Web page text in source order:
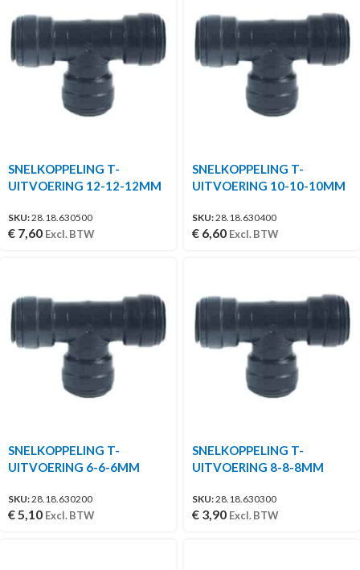
SNELKOPPELING T-
UITVOERING 12-12-12MM
SKU:28.18.630500
€ 7,60 Excl. BTW
SNELKOPPELING T-
UITVOERING 10-10-10MM
SKU:28.18.630400
€ 6,60 Excl. BTW
SNELKOPPELING T-
UITVOERING 6-6-6MM
SKU:28.18.630200
€5,10 Excl. BTW
SNELKOPPELING T-
UITVOERING 8-8-8MM
SKU:28.18.630300
€ 3,90 Excl. BTW